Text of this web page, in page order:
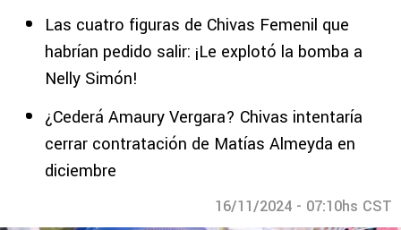
Las cuatro figuras de Chivas Femenil que
habrían pedido salir: ¡Le explotó la bomba a
Nelly Simón!
¿Cederá Amaury Vergara? Chivas intentaría
cerrar contratación de Matías Almeyda en
diciembre
16/11/2024 - 07:10hs CST